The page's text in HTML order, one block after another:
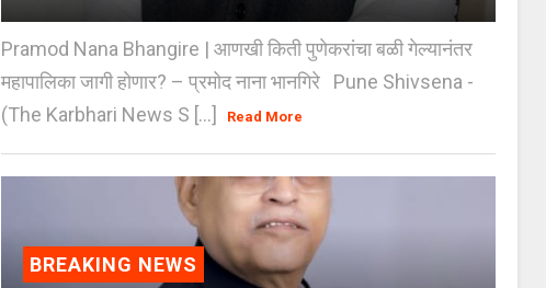
Pramod Nana Bhangire | आणखी किती पुणेकरांचा बळी गेल्यानंतर
महापालिका जागी होणार? – प्रमोद नाना भानगिरे Pune Shivsena -
(The Karbhari News S [...]
Read More
BREAKING NEWS